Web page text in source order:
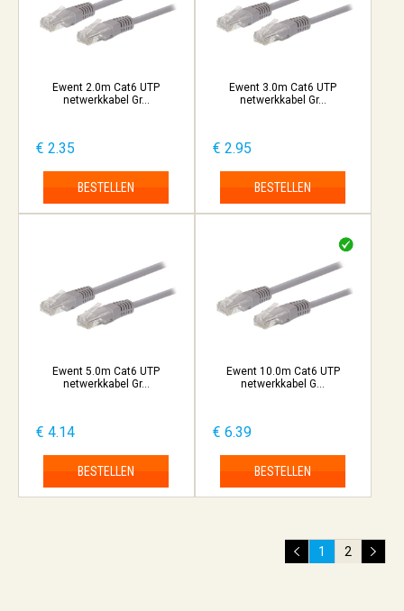
Ewent 2.0m Cat6 UTP
netwerkkabel Gr...
€ 2.35
BESTELLEN
Ewent 3.0m Cat6 UTP
netwerkkabel Gr...
€ 2.95
BESTELLEN
Ewent 5.0m Cat6 UTP
netwerkkabel Gr...
€ 4.14
BESTELLEN
Ewent 10.0m Cat6 UTP
netwerkkabel G...
€ 6.39
BESTELLEN
1 2